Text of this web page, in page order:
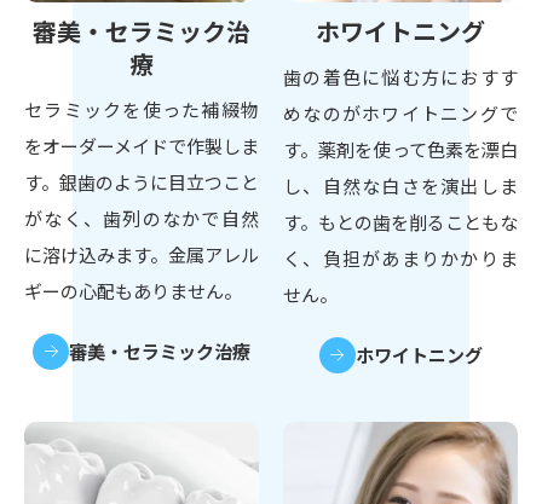
審美・セラミック治
療
セラミックを使った補綴物
をオーダーメイドで作製しま
す。銀歯のように目立つこと
がなく、歯列のなかで自然
に溶け込みます。金属アレル
ギーの心配もありません。
審美・セラミック治療
ホワイトニング
歯の着色に悩む方におすす
めなのがホワイトニングで
す。薬剤を使って色素を漂白
し、自然な白さを演出しま
す。もとの歯を削ることもな
く、負担があまりかかりま
せん。
ホワイトニング